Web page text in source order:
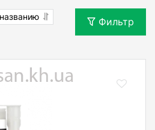
названию
Фильтр